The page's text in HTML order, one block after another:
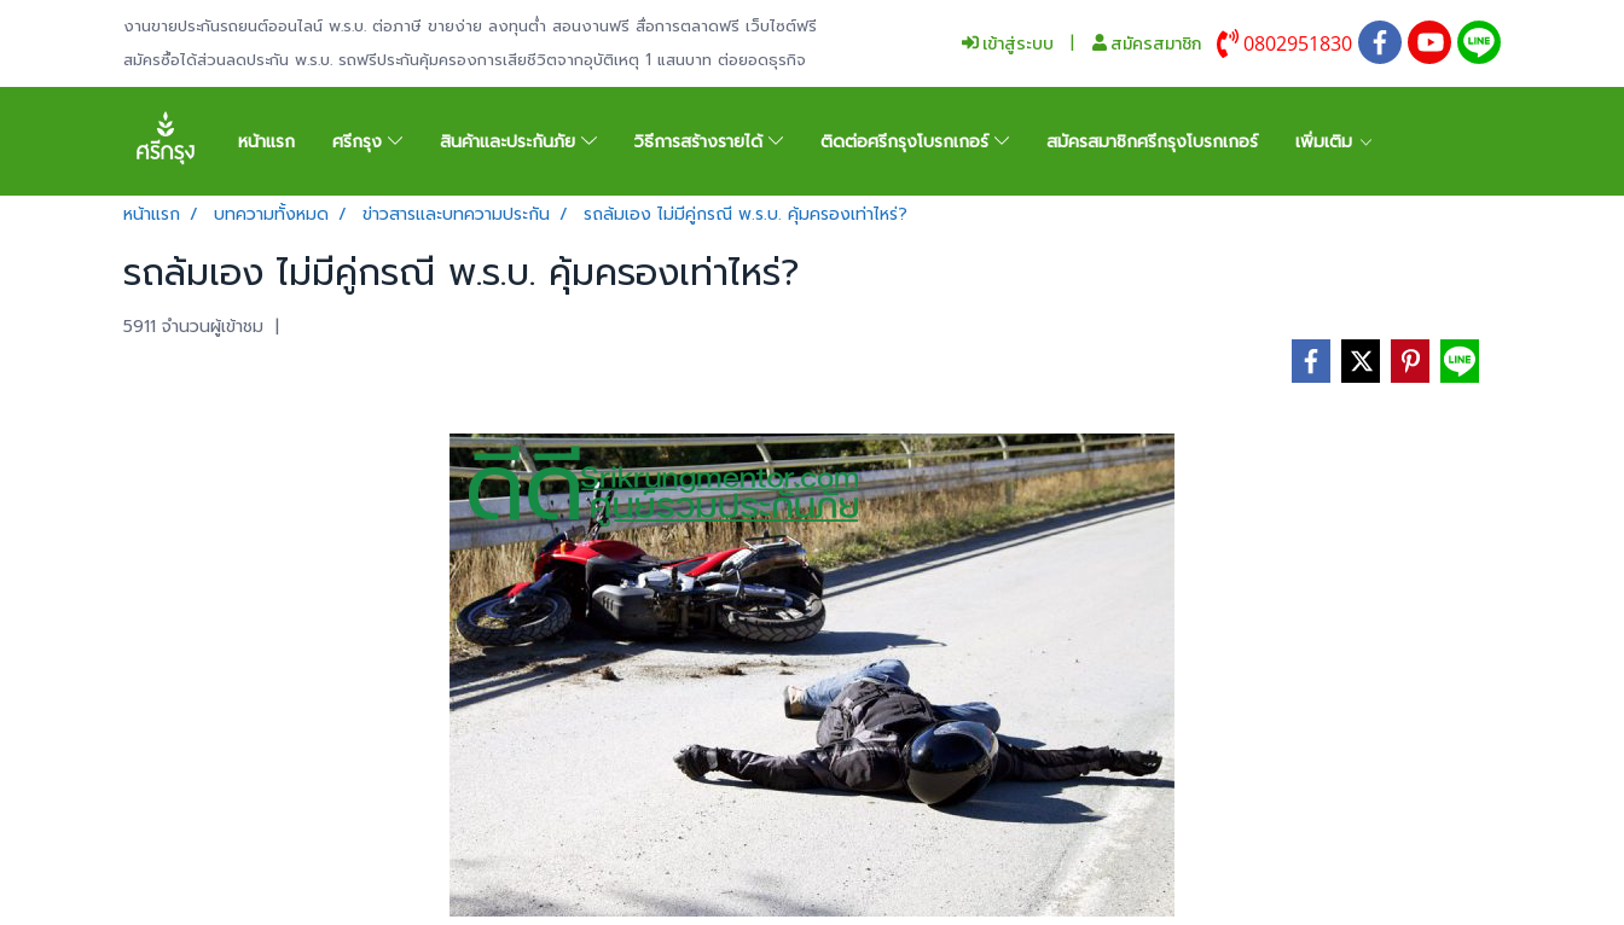
งานขายประกันรถยนต์ออนไลน์ พ.ร.บ. ต่อภาษี ขายง่าย ลงทุนต่ำ สอนงานฟรี สื่อการตลาดฟรี เว็บไซต์ฟรี
สมัครซื้อได้ส่วนลดประกัน พ.ร.บ. รถฟรีประกันคุ้มครองการเสียชีวิตจากอุบัติเหตุ 1 แสนบาท ต่อยอดธุรกิจ
เข้าสู่ระบบ สมัครสมาชิก 0802951830
หน้าแรก ศรีกรุง สินค้าและประกันภัย วิธีการสร้างรายได้ ติดต่อศรีกรุงโบรกเกอร์ สมัครสมาชิกศรีกรุงโบรกเกอร์ เพิ่มเติม
หน้าแรก บทความทั้งหมด ข่าวสารและบทความประกัน รถล้มเอง ไม่มีคู่กรณี พ.ร.บ. คุ้มครองเท่าไหร่?
รถล้มเอง ไม่มีคู่กรณี พ.ร.บ. คุ้มครองเท่าไหร่?
5911 จำนวนผู้เข้าชม |